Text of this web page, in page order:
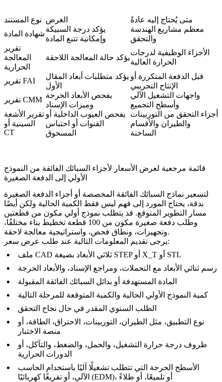
نوع المستند الغرض
متى يُحتاج إليه عادةً
شهادة المادة
يؤكد درجة السبيكة
وإمكانية تتبع المادة
معظم مشاريع الهندسة
والتحقق
تقرير
المعالجة
الحرارية
يؤكد حالة المعالجة اللاحقة
الأجزاء الوظيفية لدرجات
الحرارة العالية
تقرير FAI
يؤكد متطلبات أبعاد المقال
الأول
قبل الدفعة المتكررة أو
الإنتاج التجريبي
تقرير CMM
يفحص الأبعاد الحرجة
وميزات الإسناد
واجهات التشغيل الآلي
وأسطح التجميع
تقرير الأشعة
السينية أو
CT
يفحص العيوب الداخلية أو
القنوات أو احتباس
المسحوق
أجزاء التحقق من التوربينات
والطيران والأقسام
الساخنة
قائمة مرجعية لعرض الأسعار لأجزاء السبائك الفائقة من النموذج
الأولي إلى الدفعة الصغيرة
لتسعير نماذج السبائك الفائقة المخصصة أو أجزاء الدفعة الصغيرة
بدقة، يحتاج المورد إلى فهم ليس فقط الكمية الحالية ولكن أيضًا
مسار التطوير المتوقع. قد يتطلب نموذج أولي مكون من قطعتين
وطلب دفعة صغيرة مكون من 100 قطعة تخطيط بناء مختلفًا،
وتجهيزات، ونطاق فحص، واستراتيجية معالجة لاحقة.
يرجى تقديم المعلومات التالية عند طلب عرض سعر:
ملف CAD ثلاثي الأبعاد بصيغة STEP أو X_T أو STL
رسم ثنائي الأبعاد مع التحملات، ومراجع الإسناد، والأبعاد الحرجة
المادة المستهدفة أو بدائل السبائك الفائقة المقبولة
كمية النموذج الأولي الحالية والكمية المتوقعة للمرحلة التالية
الطلب السنوي المقدر في حال نجاح التحقق
نوع التطبيق، مثل الطيران، التوربينات، الاحتراق، الطاقة، أو
منصة الاختبار
ظروف درجة حرارة التشغيل، والحمل، والضغط، والتآكل، أو
الدورات الحرارية
الأسطح الحرجة التي تتطلب تشغيلًا آليًا باستخدام الحاسب
الآلي، أو تفريغًا كهربائيًا (EDM)، أو تلميعًا، أو طلاءً